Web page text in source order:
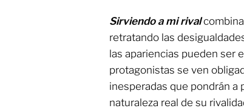
Sirviendo a mi rivalcombina
retratando las
las apariencias pueden ser
protagonistas se ven
inesperadas que pondrán a
naturaleza real de su